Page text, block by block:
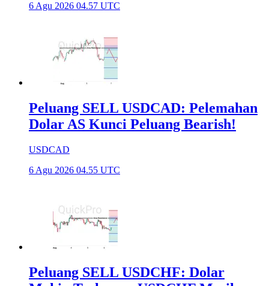
6 Agu 2026 04.57 UTC
Peluang SELL USDCAD: Pelemahan
Dolar AS Kunci Peluang Bearish!
USDCAD
6 Agu 2026 04.55 UTC
Peluang SELL USDCHF: Dolar